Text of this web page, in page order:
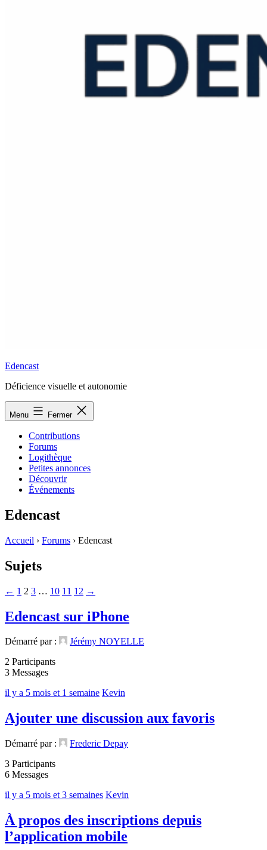
Edencast
Déficience visuelle et autonomie
Menu Fermer
Contributions
Forums
Logithèque
Petites annonces
Découvrir
Événements
Edencast
Accueil › Forums › Edencast
Sujets
← 1 2 3 … 10 11 12 →
Edencast sur iPhone
Démarré par :
Jérémy NOYELLE
2 Participants
3 Messages
il y a 5 mois et 1 semaine Kevin
Ajouter une discussion aux favoris
Démarré par :
Frederic Depay
3 Participants
6 Messages
il y a 5 mois et 3 semaines Kevin
À propos des inscriptions depuis
l’application mobile